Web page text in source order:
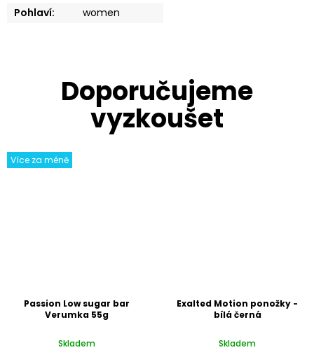
Více za méně
Passion Low sugar bar
Verumka 55g
Skladem
Exalted Motion ponožky -
bílá černá
Skladem
Pohlaví: women